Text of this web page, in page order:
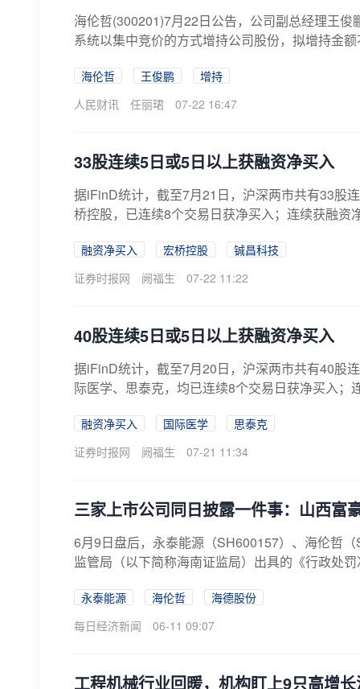
海伦哲(300201)7月22日公告，公司副总经理王
系统以集中竞价的方式增持公司股份，拟增持金
海伦哲 王俊鹏
增持
人民财讯
任丽珺 07-22 16:47
33股连续5日或5日以上获融资净买入
据iFinD统计，截至7月21日，沪深两市共有33股
桥控股，已连续8个交易日获净买入；连续获融
融资净买入 宏桥控股
铖昌科技
证券时报网
阙福生 07-22 11:22
40股连续5日或5日以上获融资净买入
据iFinD统计，截至7月20日，沪深两市共有40股
际医学、思泰克，均已连续8个交易日获净买入
融资净买入 国际医学
思泰克
证券时报网
阙福生 07-21 11:34
三家上市公司同日披露一件事：山西富
6月9日盘后，永泰能源（SH600157）、海伦哲
监管局（以下简称海南证监局）出具的《行政处
永泰能源 海伦哲
海德股份
每日经济新闻
06-11 09:07
工程机械行业回暖，机构盯上9只高增